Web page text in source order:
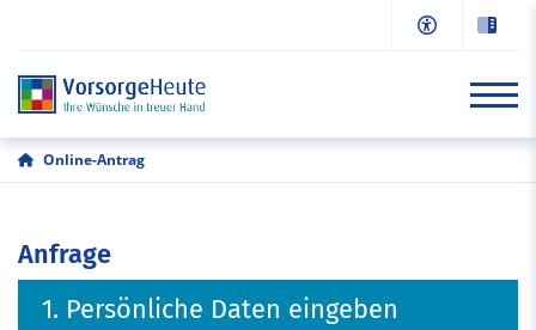
Online-Antrag
Anfrage
1. Persönliche Daten eingeben
Informationen
Online-Antrag